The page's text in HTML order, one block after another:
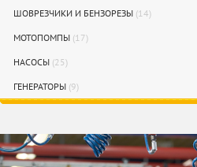
ШОВРЕЗЧИКИ И БЕНЗОРЕЗЫ (14)
МОТОПОМПЫ (17)
НАСОСЫ (25)
ГЕНЕРАТОРЫ (9)